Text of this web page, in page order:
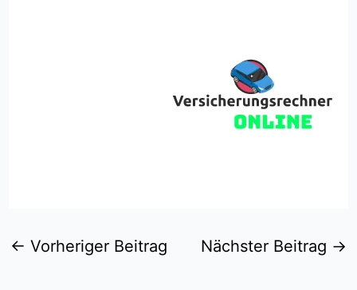
← Vorheriger Beitrag Nächster Beitrag →